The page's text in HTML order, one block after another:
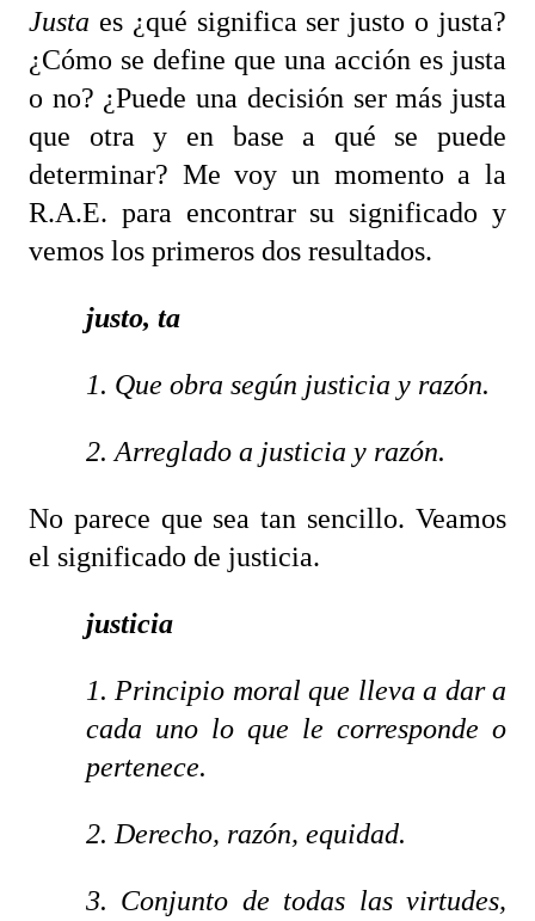
Justa es ¿qué significa ser justo o justa?
¿Cómo se define que una acción es justa
o no? ¿Puede una decisión ser más justa
que otra y en base a qué se puede
determinar? Me voy un momento a la
R.A.E. para encontrar su significado y
vemos los primeros dos resultados.
justo, ta
1. Que obra según justicia y razón.
2. Arreglado a justicia y razón.
No parece que sea tan sencillo. Veamos
el significado de justicia.
justicia
1. Principio moral que lleva a dar a
cada uno lo que le corresponde o
pertenece.
2. Derecho, razón, equidad.
3. Conjunto de todas las virtudes,